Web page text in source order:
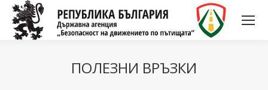
ПОЛЕЗНИ ВРЪЗКИ